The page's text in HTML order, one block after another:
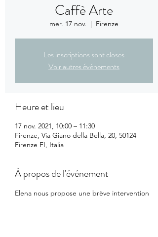
Caffè Arte
mer. 17 nov.
  |
Firenze
Les inscriptions sont closes
Voir autres événements
Heure et lieu
17 nov. 2021, 10:00 – 11:30
Firenze, Via Giano della Bella, 20, 50124
Firenze FI, Italia
À propos de l'événement
Elena nous propose une brève intervention